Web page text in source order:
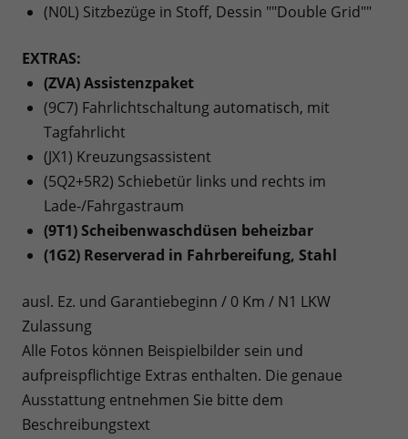
(N0L) Sitzbezüge in Stoff, Dessin ""Double Grid""
EXTRAS:
(ZVA) Assistenzpaket
(9C7) Fahrlichtschaltung automatisch, mit
Tagfahrlicht
(JX1) Kreuzungsassistent
(5Q2+5R2) Schiebetür links und rechts im
Lade-/Fahrgastraum
(9T1) Scheibenwaschdüsen beheizbar
(1G2) Reserverad in Fahrbereifung, Stahl
ausl. Ez. und Garantiebeginn / 0 Km / N1 LKW
Zulassung
Alle Fotos können Beispielbilder sein und
aufpreispflichtige Extras enthalten. Die genaue
Ausstattung entnehmen Sie bitte dem
Beschreibungstext